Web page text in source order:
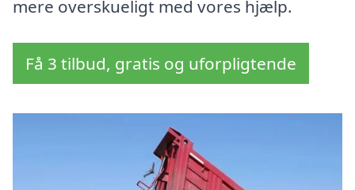
mere overskueligt med vores hjælp.
Få 3 tilbud, gratis og uforpligtende